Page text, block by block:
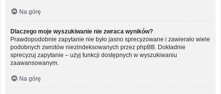
Na górę
Dlaczego moje wyszukiwanie nie zwraca wyników?
Prawdopodobnie zapytanie nie było jasno sprecyzowane i zawierało wiele
podobnych zwrotów niezindeksowanych przez phpBB. Dokładnie
sprecyzuj zapytanie – użyj funkcji dostępnych w wyszukiwaniu
zaawansowanym.
Na górę